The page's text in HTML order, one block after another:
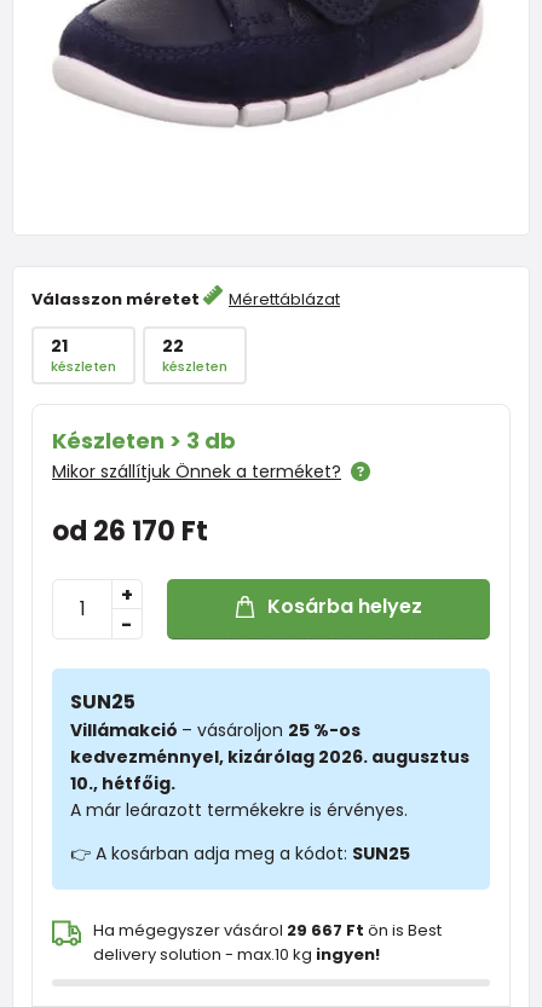
Válasszon méretet Mérettáblázat
21
készleten
22
készleten
Készleten > 3 db
Mikor szállítjuk Önnek a terméket?
od 26 170 Ft
-
+ Kosárba helyez
SUN25
Villámakció – vásároljon 25 %-os
kedvezménnyel, kizárólag 2026. augusztus
10., hétfőig.
A már leárazott termékekre is érvényes.
👉 A kosárban adja meg a kódot: SUN25
Ha mégegyszer vásárol 29 667 Ft ön is Best
delivery solution - max.10 kg ingyen!